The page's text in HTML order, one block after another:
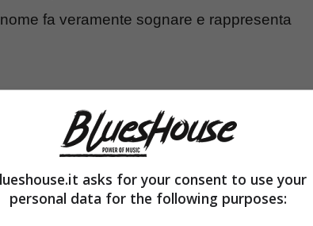
fa veramente sognare e rappresenta
asks for your consent to use your
personal data for the following purposes: